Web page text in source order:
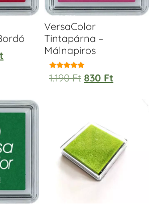
VersaColor
Tintapárna –
Málnapiros
Értékelés:
5.00
1.190Ft 830 Ft